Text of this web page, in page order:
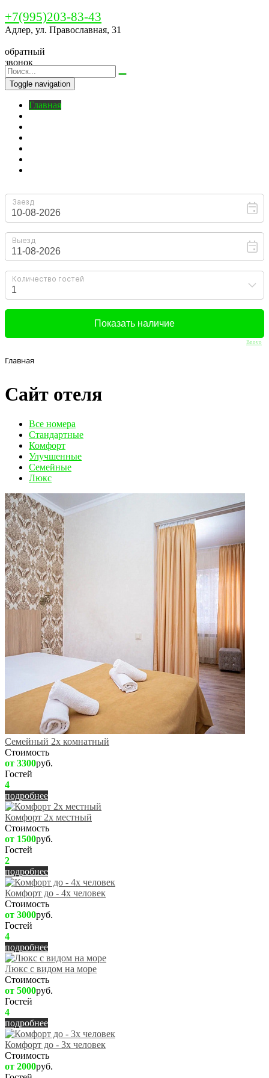
+7(995)203-83-43
Адлер, ул. Православная, 31
обратный
звонок
Toggle navigation
Главная
Bnovo
Главная
Сайт отеля
Вcе номера
Стандартные
Комфорт
Улучшенные
Семейные
Люкс
Семейный 2х комнатный
Стоимость
от 3300руб.
Гостей
4
подробнее
Комфорт 2х местный
Стоимость
от 1500руб.
Гостей
2
подробнее
Комфорт до - 4х человек
Стоимость
от 3000руб.
Гостей
4
подробнее
Люкс с видом на море
Стоимость
от 5000руб.
Гостей
4
подробнее
Комфорт до - 3х человек
Стоимость
от 2000руб.